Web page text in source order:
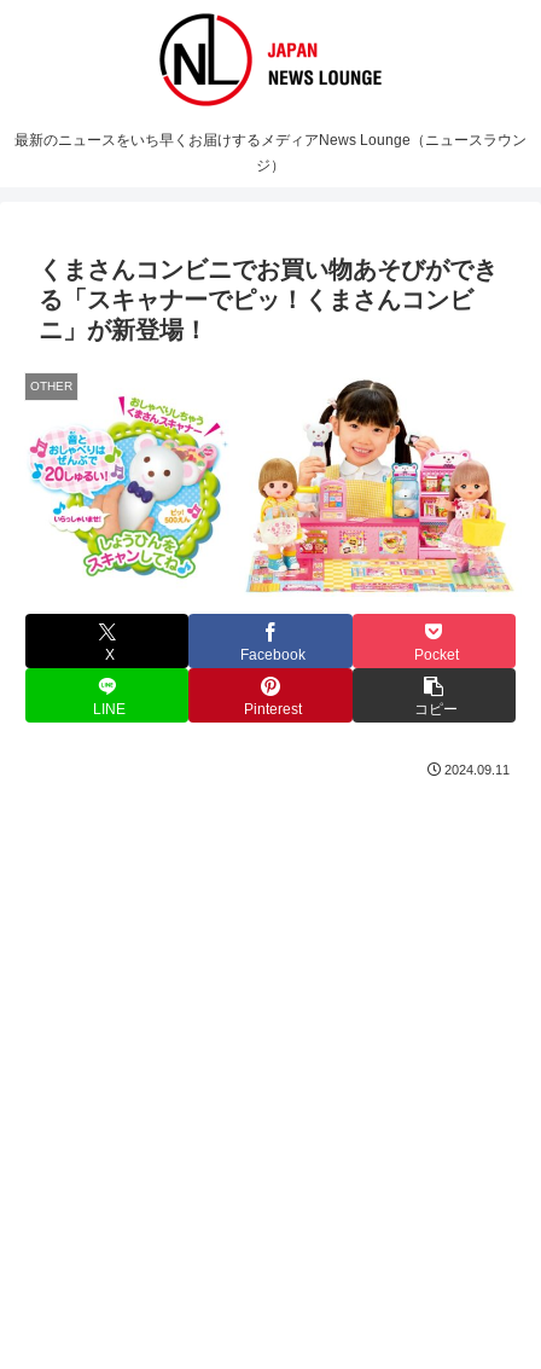
最新のニュースをいち早くお届けするメディアNews Lounge（ニュースラウン
ジ）
くまさんコンビニでお買い物あそびができ
る「スキャナーでピッ！くまさんコンビ
ニ」が新登場！
OTHER
X Facebook Pocket
LINE Pinterest コピー
2024.09.11